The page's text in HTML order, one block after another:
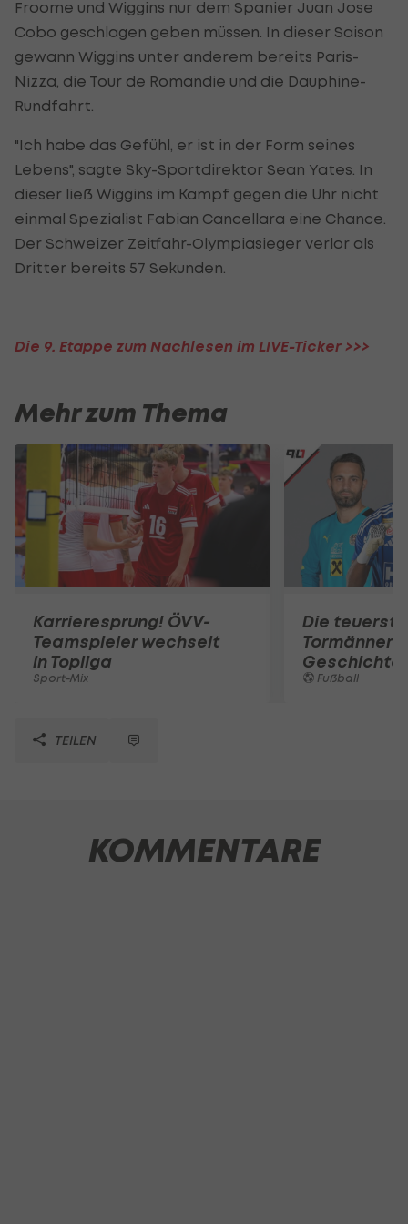
Froome und Wiggins nur dem Spanier Juan Jose
Cobo geschlagen geben müssen. In dieser Saison
gewann Wiggins unter anderem bereits Paris-
Nizza, die Tour de Romandie und die Dauphine-
Rundfahrt.
"Ich habe das Gefühl, er ist in der Form seines
Lebens", sagte Sky-Sportdirektor Sean Yates. In
dieser ließ Wiggins im Kampf gegen die Uhr nicht
einmal Spezialist Fabian Cancellara eine Chance.
Der Schweizer Zeitfahr-Olympiasieger verlor als
Dritter bereits 57 Sekunden.
Die 9. Etappe zum Nachlesen im LIVE-Ticker >>>
Mehr zum Thema
Karrieresprung! ÖVV-
Teamspieler wechselt
in Topliga
Sport-Mix
Die
Tormänner
Geschichte
Fußball
TEILEN
KOMMENTARE